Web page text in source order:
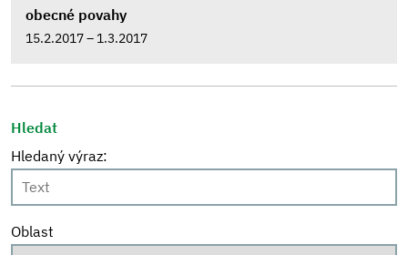
obecné povahy
15.2.2017 – 1.3.2017
Hledat
Hledaný výraz:
Oblast